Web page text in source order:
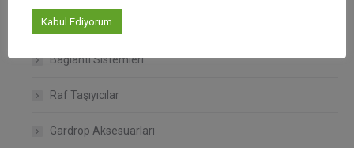
Ürünlerimiz
Bağlantı Sistemleri
Raf Taşıyıcılar
Gardrop Aksesuarları
Kabul Ediyorum